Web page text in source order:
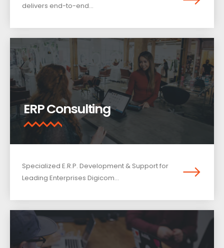
delivers end-to-end...
ERP Consulting
Specialized E.R.P. Development & Support for
Leading Enterprises Digicom...